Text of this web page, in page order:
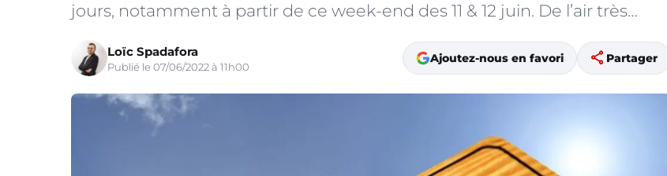
jours, notamment à partir de ce week-end des 11 & 12 juin. De l’air très…
Loïc Spadafora
Publié le 07/06/2022 à 11h00
Ajoutez-nous en favori share Partager